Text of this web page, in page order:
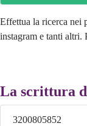
Effettua la ricerca nei
instagram e tanti altri.
La scrittura
3200805852